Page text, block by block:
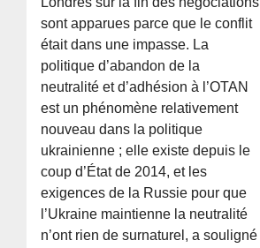
sont apparues parce que le conflit
était dans une impasse. La
politique d’abandon de la
neutralité et d’adhésion à l’OTAN
est un phénomène relativement
nouveau dans la politique
ukrainienne ; elle existe depuis le
coup d’État de 2014, et les
exigences de la Russie pour que
l’Ukraine maintienne la neutralité
n’ont rien de surnaturel, a souligné